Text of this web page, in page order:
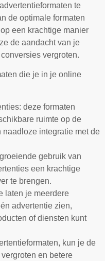
te
de optimale formaten
een krachtige manier
de aandacht van je
vergroten.
die je in je online
deze formaten
ruimte op de
integratie met de
gebruik van
een krachtige
te brengen.
laten je meerdere
advertentie zien,
of diensten kunt
kun je de
en betere